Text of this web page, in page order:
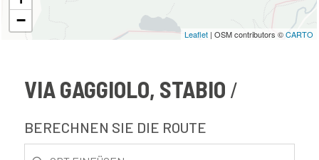
−
Leaflet | OSM contributors ©CARTO
VIA GAGGIOLO, STABIO
BERECHNEN SIE DIE ROUTE